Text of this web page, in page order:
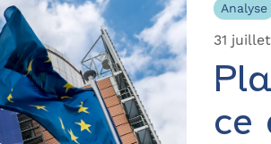
Analyse
31
ce